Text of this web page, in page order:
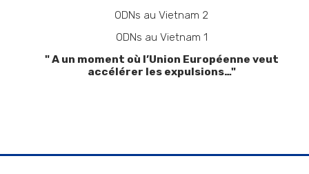
ODNs au Vietnam 2
ODNs au Vietnam 1
" A un moment où l’Union Européenne veut
accélérer les expulsions…"